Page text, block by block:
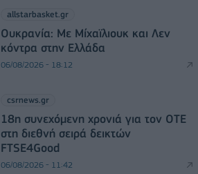
allstarbasket.gr
Ουκρανία: Με Μίχαϊλιουκ και Λεν
κόντρα στην Ελλάδα
06/08/2026 - 18:12
csrnews.gr
18η συνεχόμενη χρονιά για τον ΟΤΕ
στη διεθνή σειρά δεικτών
FTSE4Good
06/08/2026 - 11:42